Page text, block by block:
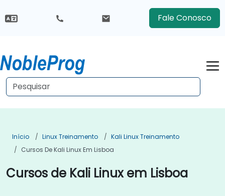
Fale Conosco
Início Linux Treinamento
Kali Linux Treinamento
Cursos De Kali Linux Em Lisboa
Cursos de Kali Linux em Lisboa